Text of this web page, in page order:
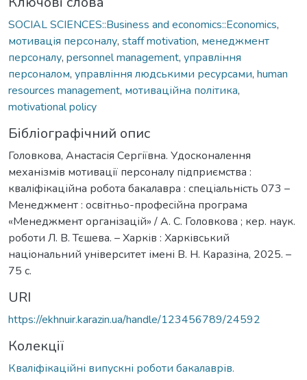
SOCIAL SCIENCES::Business and economics::Economics,
мотивація персоналу, staff motivation, менеджмент
персоналу, personnel management, управління
персоналом, управління людськими ресурсами, human
resources management, мотиваційна політика,
motivational policy
Бібліографічний опис
Головкова, Анастасія Сергіївна. Удосконалення
механізмів мотивації персоналу підприємства :
кваліфікаційна робота бакалавра : спеціальність 073 –
Менеджмент : освітньо-професійна програма
«Менеджмент організацій» / А. С. Головкова ; кер. наук.
роботи Л. В. Тєшева. – Харків : Харківський
національний університет імені В. Н. Каразіна, 2025. –
75 с.
URI
https://ekhnuir.karazin.ua/handle/123456789/24592
Колекції
Кваліфікаційні випускні роботи бакалаврів.